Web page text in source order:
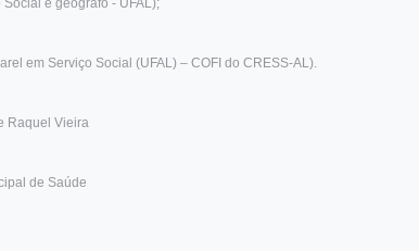
em Serviço Social (UFAL) – COFI do CRESS-AL).
Raquel Vieira
de Saúde